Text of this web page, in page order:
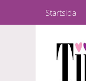
Startsida